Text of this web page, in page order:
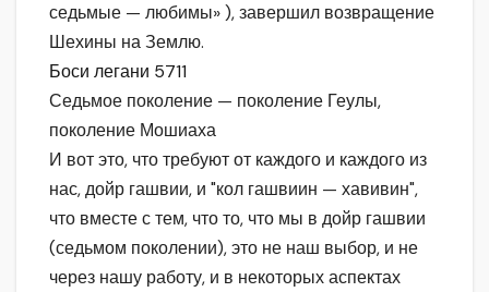
седьмые — любимы» ), завершил возвращение
Шехины на Землю.
Боси легани 5711
Седьмое поколение — поколение Геулы,
поколение Мошиаха
И вот это, что требуют от каждого и каждого из
нас, дойр гашвии, и "кол гашвиин — хавивин",
что вместе с тем, что то, что мы в дойр гашвии
(седьмом поколении), это не наш выбор, и не
через нашу работу, и в некоторых аспектах